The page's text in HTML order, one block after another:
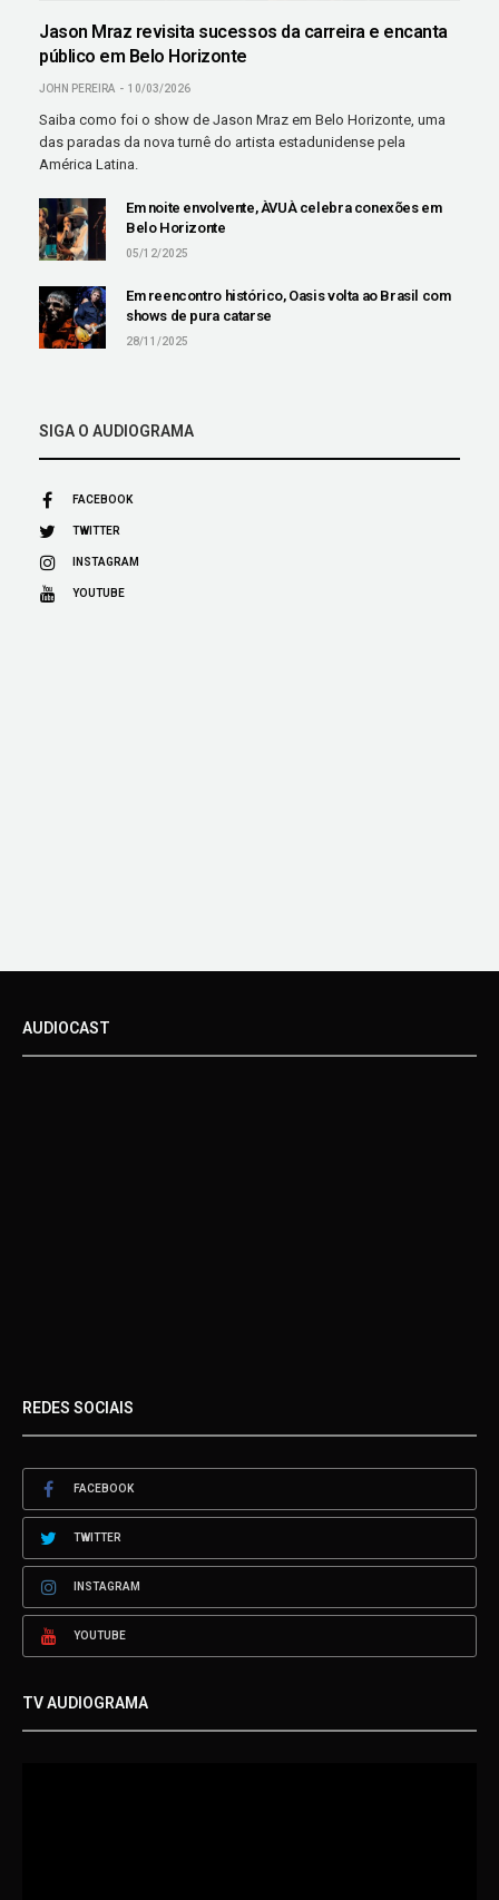
Jason Mraz revisita sucessos da carreira e encanta
público em Belo Horizonte
JOHN PEREIRA 10/03/2026
Saiba como foi o show de Jason Mraz em Belo Horizonte, uma
das paradas da nova turnê do artista estadunidense pela
América Latina.
Em noite envolvente, ÀVUÀ celebra conexões em
Belo Horizonte
05/12/2025
Em reencontro histórico, Oasis volta ao Brasil com
shows de pura catarse
28/11/2025
SIGA O AUDIOGRAMA
FACEBOOK
TWITTER
INSTAGRAM
YOUTUBE
AUDIOCAST
REDES SOCIAIS
FACEBOOK
TWITTER
INSTAGRAM
YOUTUBE
TV AUDIOGRAMA